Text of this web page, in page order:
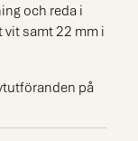
och reda i
vit samt 22 mm i
på